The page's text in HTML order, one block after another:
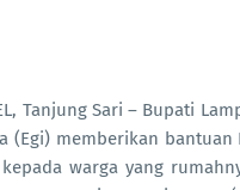
Tanjung Sari – Bupati
(Egi) memberikan bantuan
kepada warga yang